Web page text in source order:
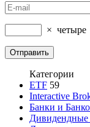
× четыре
Категории
ETF 59
Interactive
Банки и
Дивидендные